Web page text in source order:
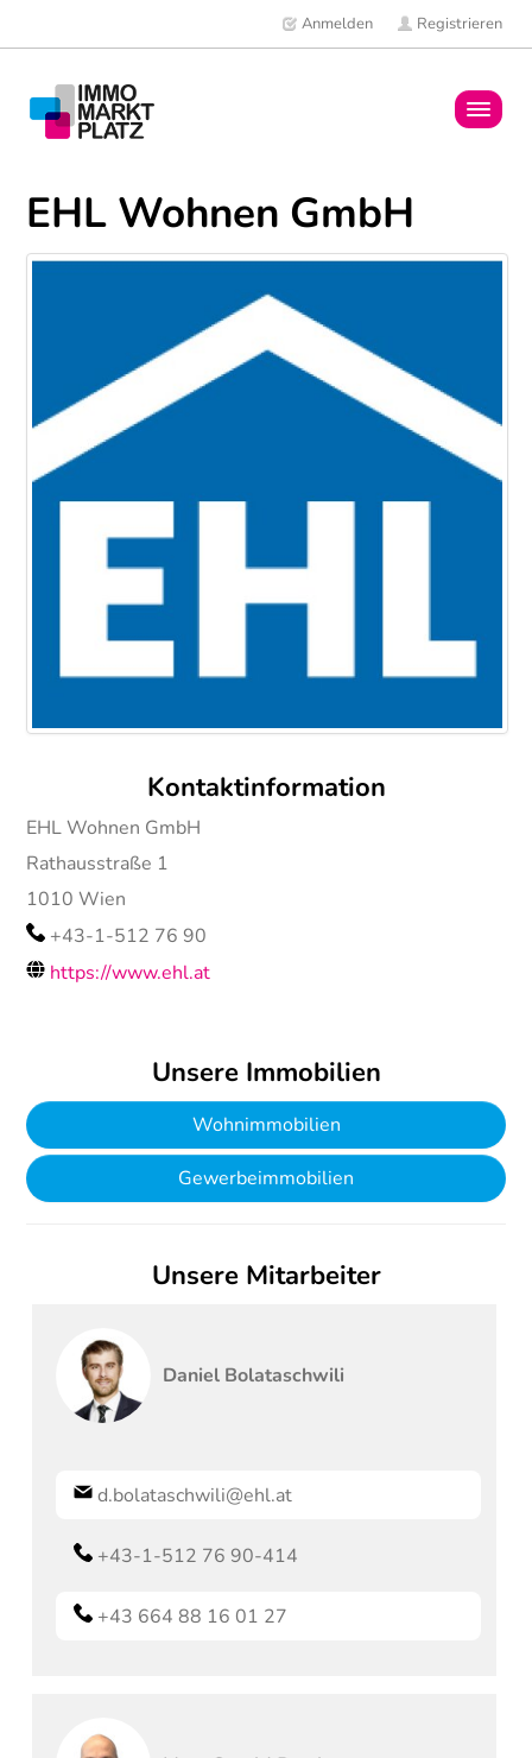
Anmelden Registrieren
Mitglieder
News
EHL Wohnen GmbH
Kontaktinformation
EHL Wohnen GmbH
Rathausstraße 1
1010Wien
+43-1-512 76 90
https://www.ehl.at
Unsere Immobilien
Wohnimmobilien
Gewerbeimmobilien
Unsere Mitarbeiter
Daniel Bolataschwili
d.bolataschwili@ehl.at
+43-1-512 76 90-414
+43 664 88 16 01 27